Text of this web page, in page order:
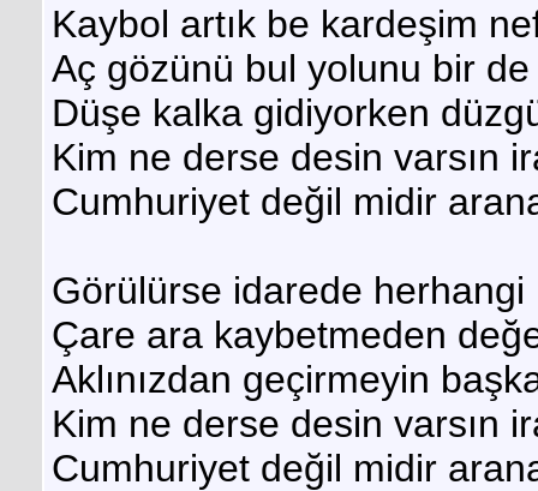
Kaybol artık be kardeşim
Aç gözünü bul yolunu bir
Düşe kalka gidiyorken
Kim ne derse desin varsın
Cumhuriyet değil midir
Görülürse idarede herhangi
Çare ara kaybetmeden
Aklınızdan geçirmeyin
Kim ne derse desin varsın
Cumhuriyet değil midir